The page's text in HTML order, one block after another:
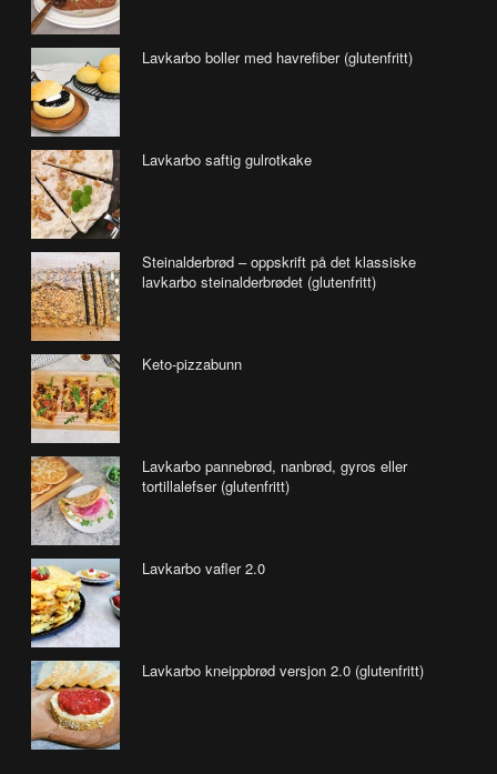
Lavkarbo boller med havrefiber (glutenfritt)
Lavkarbo saftig gulrotkake
Steinalderbrød – oppskrift på det klassiske
lavkarbo steinalderbrødet (glutenfritt)
Keto-pizzabunn
Lavkarbo pannebrød, nanbrød, gyros eller
tortillalefser (glutenfritt)
Lavkarbo vafler 2.0
Lavkarbo kneippbrød versjon 2.0 (glutenfritt)